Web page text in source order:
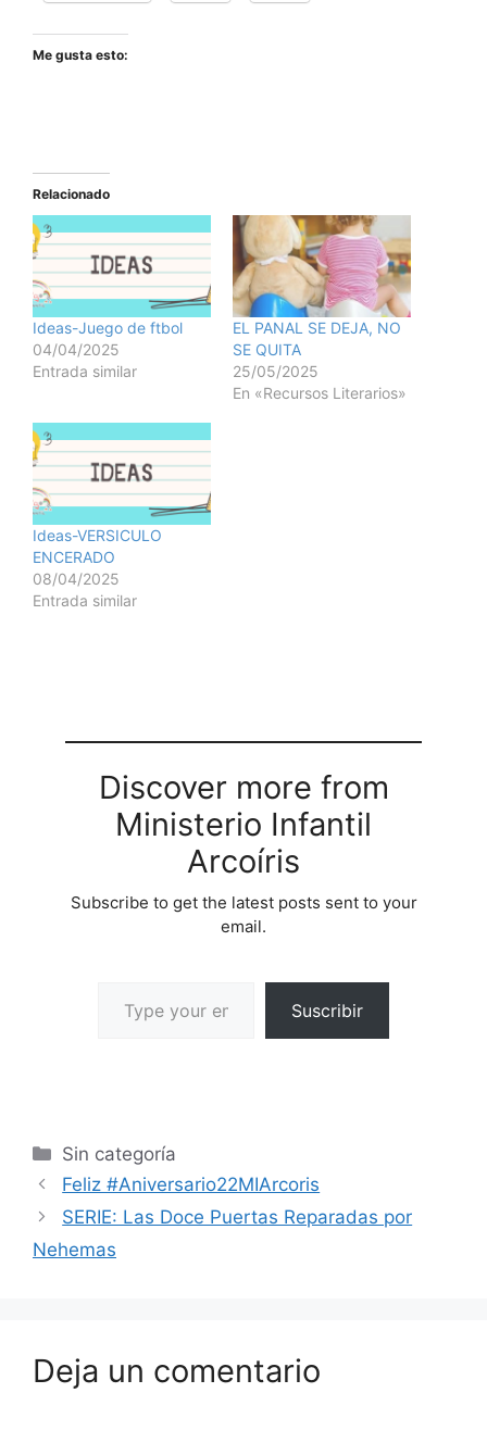
Me gusta esto:
Relacionado
Ideas-Juego de ftbol
04/04/2025
Entrada similar
EL PANAL SE DEJA, NO
SE QUITA
25/05/2025
En «Recursos Literarios»
Ideas-VERSICULO
ENCERADO
08/04/2025
Entrada similar
Discover more from
Ministerio Infantil
Arcoíris
Subscribe to get the latest posts sent to your
email.
Suscribir
Sin categoría
Feliz #Aniversario22MIArcoris
SERIE: Las Doce Puertas Reparadas por
Nehemas
Deja un comentario